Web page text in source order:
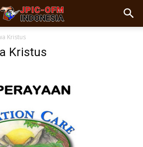
Kristus
Kristus